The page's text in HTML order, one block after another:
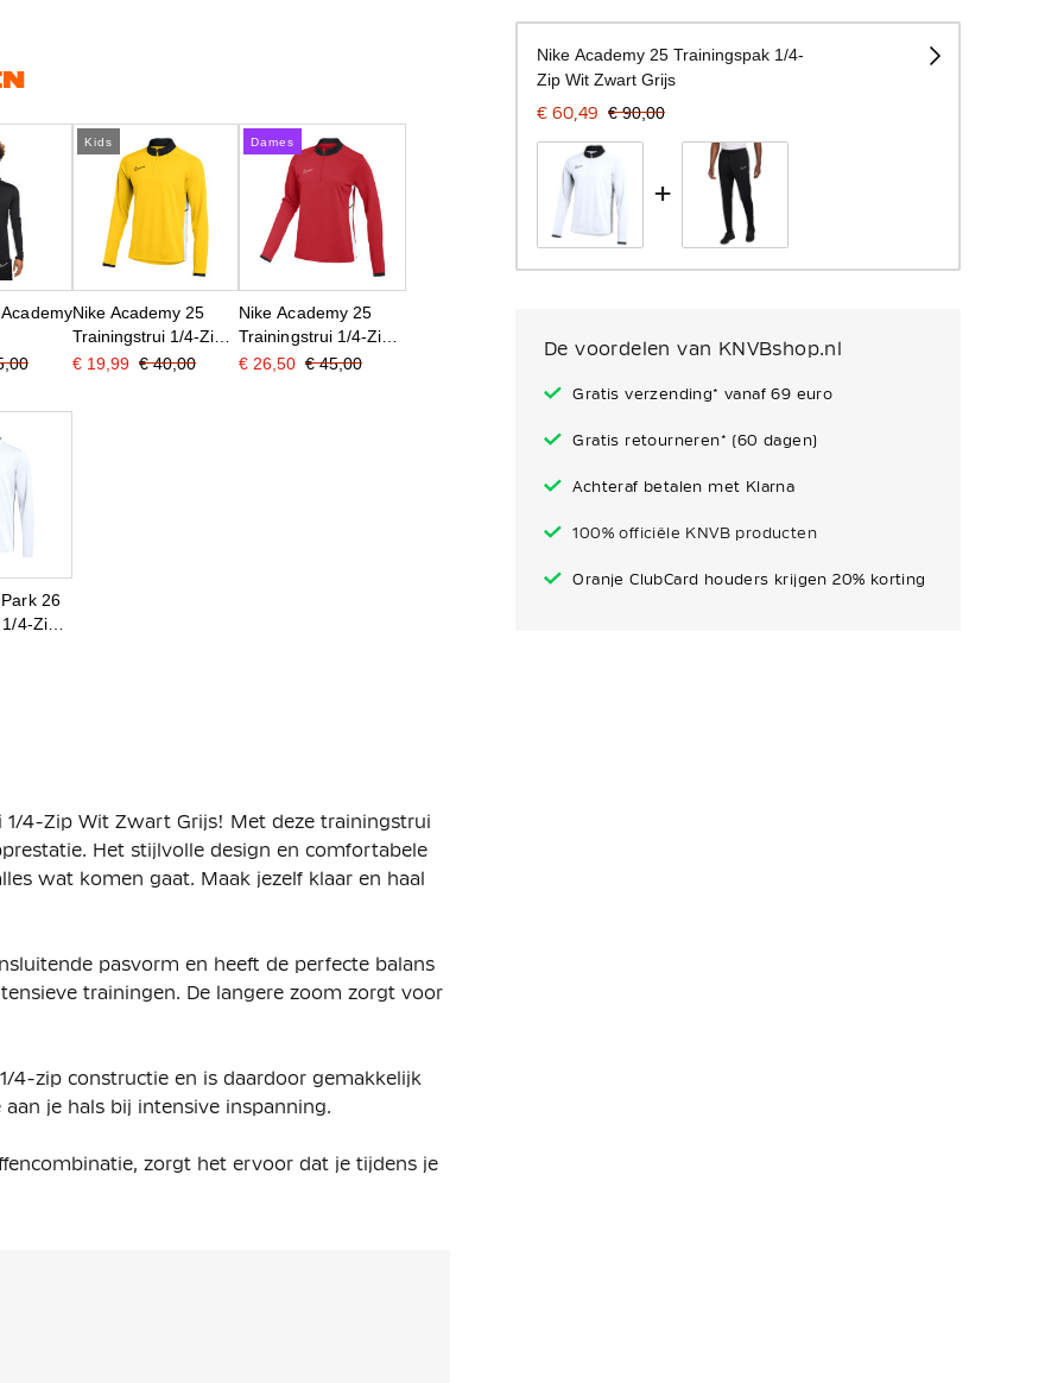
Nike Academy 25 Trainingspak 1/4-
Zip Wit Zwart Grijs
€ 60,49 € 90,00
+
De voordelen van KNVBshop.nl
Gratis verzending* vanaf 69 euro
Gratis retourneren* (60 dagen)
Achteraf betalen met Klarna
100% officiële KNVB producten
Oranje ClubCard houders krijgen 20% korting
Kids
Nike Academy 25
Trainingstrui 1/4-Zip
Kids Geel Zwart Wit
€ 19,99 € 40,00
Dames
Nike Academy 25
Trainingstrui 1/4-Zip
Dames Rood Zwart
€ 26,50 € 45,00
26
4-Zip
4-Zip Wit Zwart Grijs! Met deze trainingstrui
Het stijlvolle design en comfortabele
wat komen gaat. Maak jezelf klaar en haal
pasvorm en heeft de perfecte balans
trainingen. De langere zoom zorgt voor
4-zip constructie en is daardoor gemakkelijk
je hals bij intensive inspanning.
zorgt het ervoor dat je tijdens je